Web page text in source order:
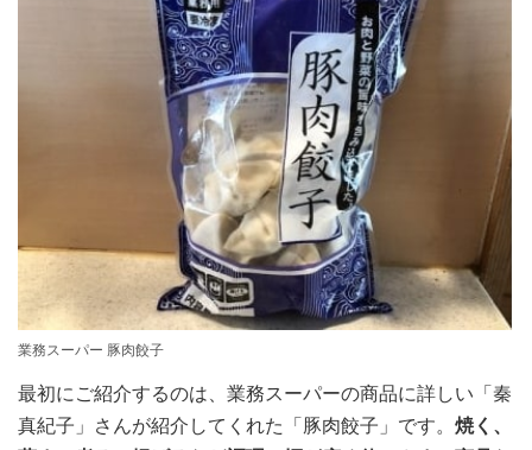
業務スーパー 豚肉餃子
最初にご紹介するのは、業務スーパーの商品に詳しい「秦
真紀子」さんが紹介してくれた「豚肉餃子」です。 焼く、